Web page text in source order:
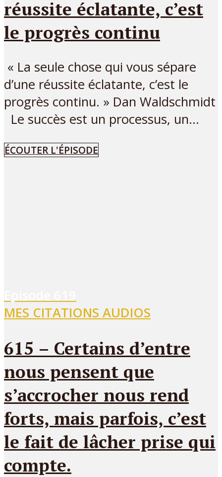
réussite éclatante, c’est
le progrès continu
« La seule chose qui vous sépare
d’une réussite éclatante, c’est le
progrès continu. » Dan Waldschmidt
Le succès est un processus, un...
ÉCOUTER L'ÉPISODE
MES CITATIONS AUDIOS
615 – Certains d’entre
nous pensent que
s’accrocher nous rend
forts, mais parfois, c’est
le fait de lâcher prise qui
compte.